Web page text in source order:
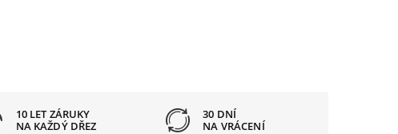
10 LET ZÁRUKY
NA KAŽDÝ DŘEZ
30 DNÍ
NA VRÁCENÍ